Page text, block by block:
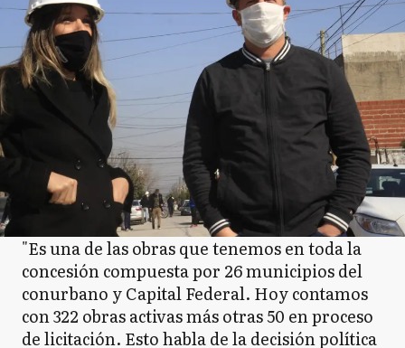
"Es una de las obras que tenemos en toda la
concesión compuesta por 26 municipios del
conurbano y Capital Federal. Hoy contamos
con 322 obras activas más otras 50 en proceso
de licitación. Esto habla de la decisión política